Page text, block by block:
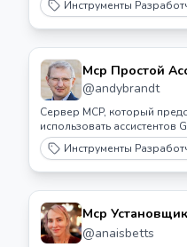
Инструменты
Mcp Простой
@andybrandt
Сервер MCP, который
использовать ассистентов
Инструменты
Mcp
Установки Mcp
@anaisbetts